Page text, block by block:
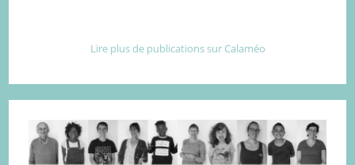
Lire plus de publications sur Calaméo